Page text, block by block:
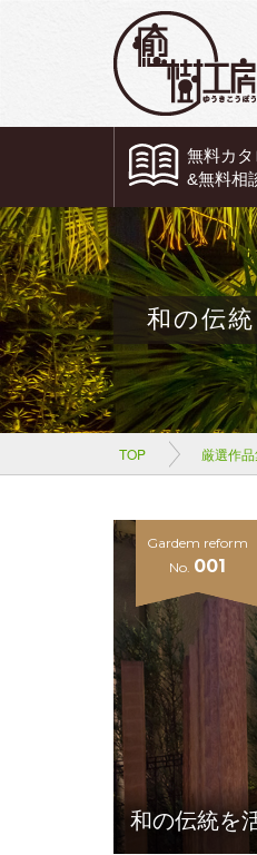
無料カ
&無料相
和の伝
TOP 厳選作
Gardem reform
No. 001
和の伝統を